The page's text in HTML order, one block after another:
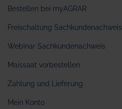
Bestellen bei myAGRAR
Freischaltung Sachkundenachweis
Webinar Sachkundenachweis
Maissaat vorbestellen
Zahlung und Lieferung
Mein Konto